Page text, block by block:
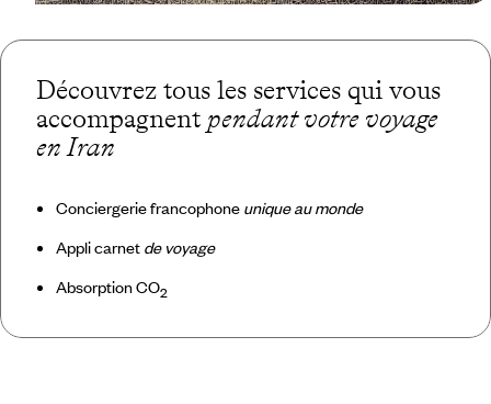
Découvrez tous les services qui vous
accompagnent pendant votre voyage
en Iran
Conciergerie francophone unique au monde
Appli carnet de voyage
Absorption CO2